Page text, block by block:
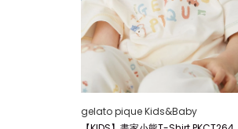
gelato pique Kids&Baby